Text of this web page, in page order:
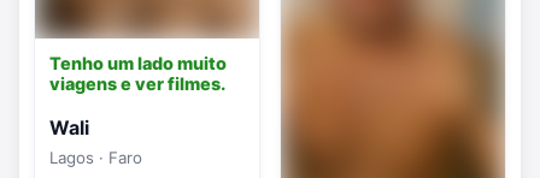
Tenho um lado muito
viagens e ver filmes.
Wali
Lagos · Faro